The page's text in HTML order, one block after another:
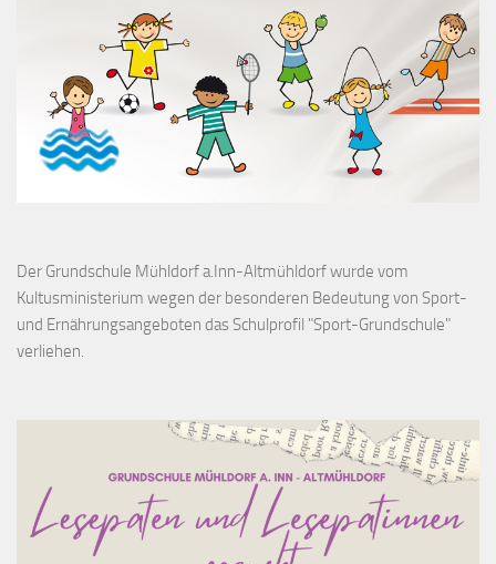
Der Grundschule Mühldorf a.Inn-Altmühldorf wurde vom
Kultusministerium wegen der besonderen Bedeutung von Sport-
und Ernährungsangeboten das Schulprofil "Sport-Grundschule"
verliehen.